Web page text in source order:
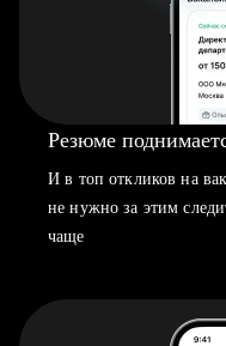
Резюме
И в топ откликов на
не нужно за этим
чаще